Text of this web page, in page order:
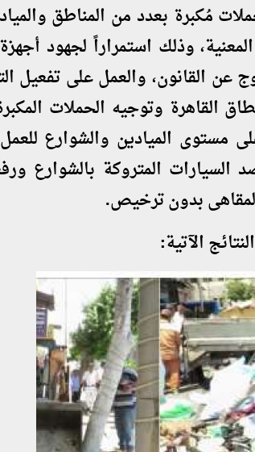
مُكبرة بعدد من المناطق
وذلك استمراراً لجهود
القانون، والعمل على تفعيل
القاهرة وتوجيه الحملات
مستوى الميادين والشوارع
السيارات المتروكة بالشوارع
بدون ترخيص.
الآتية: